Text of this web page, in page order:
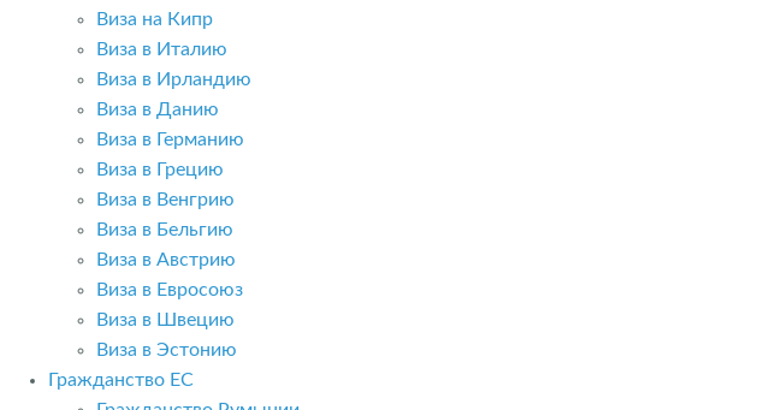
Виза на Кипр
Виза в Италию
Виза в Ирландию
Виза в Данию
Виза в Германию
Виза в Грецию
Виза в Венгрию
Виза в Бельгию
Виза в Австрию
Виза в Евросоюз
Виза в Швецию
Виза в Эстонию
Гражданство ЕС